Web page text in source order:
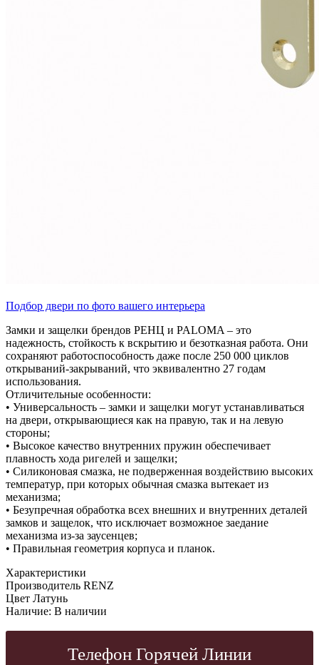
Подбор двери по фото вашего интерьера
Замки и защелки брендов РЕНЦ и PALOMA – это
надежность, стойкость к вскрытию и безотказная работа. Они
сохраняют работоспособность даже после 250 000 циклов
открываний-закрываний, что эквивалентно 27 годам
использования.
Отличительные особенности:
• Универсальность – замки и защелки могут устанавливаться
на двери, открывающиеся как на правую, так и на левую
стороны;
• Высокое качество внутренних пружин обеспечивает
плавность хода ригелей и защелки;
• Силиконовая смазка, не подверженная воздействию высоких
температур, при которых обычная смазка вытекает из
механизма;
• Безупречная обработка всех внешних и внутренних деталей
замков и защелок, что исключает возможное заедание
механизма из-за заусенцев;
• Правильная геометрия корпуса и планок.
Характеристики
Производитель RENZ
Цвет Латунь
Наличие: В наличии
Телефон Горячей Линии